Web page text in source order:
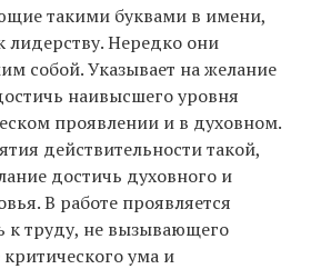
такими буквами в имени,
лидерству. Нередко они
собой. Указывает на желание
наивысшего уровня
проявлении и в духовном.
действительности такой,
достичь духовного и
В работе проявляется
к труду, не вызывающего
ума и